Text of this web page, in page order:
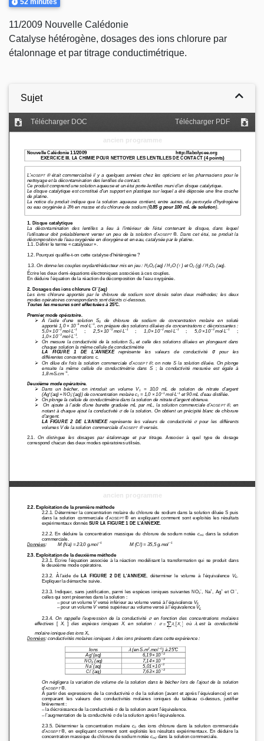
52 minutes
11/2009 Nouvelle Calédonie
Catalyse hétérogène, dosages des ions chlorure par
étalonnage et par titrage conductimétrique.
Sujet